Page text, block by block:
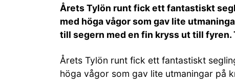
Årets Tylön runt fick ett fantastiskt
med höga vågor som gav lite
till segern med en fin kryss ut till
Årets Tylön runt fick ett fantastiskt
höga vågor som gav lite utmaningar på